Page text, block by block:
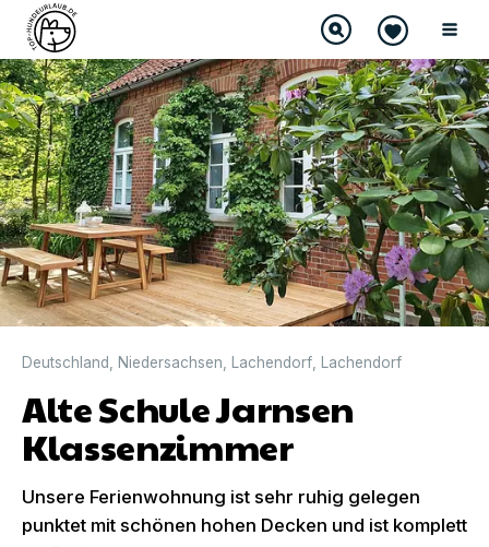
DIREKT BUCHBAR
Deutschland Niedersachsen Lachendorf Lachendorf
Alte Schule Jarnsen
Klassenzimmer
Unsere Ferienwohnung ist sehr ruhig gelegen
punktet mit schönen hohen Decken und ist komplett